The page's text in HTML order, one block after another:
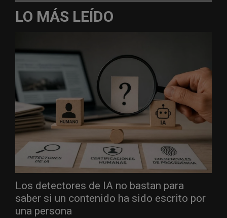
LO MÁS LEÍDO
Los detectores de IA no bastan para
saber si un contenido ha sido escrito por
una persona